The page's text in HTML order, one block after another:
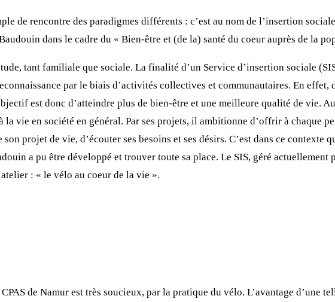
de rencontre des paradigmes différents : c’est au nom de l’insertion
dans le cadre du « Bien-être et (de la) santé du coeur auprès de la
tant familiale que sociale. La finalité d’un Service d’insertion sociale
par le biais d’activités collectives et communautaires. En
est donc d’atteindre plus de bien-être et une meilleure qualité de vie.
vie en société en général. Par ses projets, il ambitionne d’offrir à chaque
projet de vie, d’écouter ses besoins et ses désirs. C’est dans ce contexte
a pu être développé et trouver toute sa place. Le SIS, géré actuellement
: « le vélo au coeur de la vie ».
de Namur est très soucieux, par la pratique du vélo. L’avantage d’une